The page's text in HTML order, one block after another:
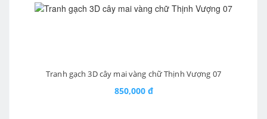
Tranh gạch 3D cây mai vàng chữ Thịnh Vượng 07
850,000 đ